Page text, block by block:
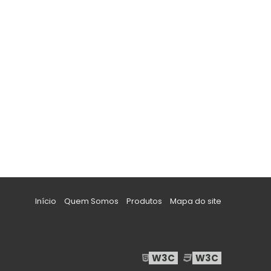
Início Quem Somos Produtos Mapa do site
W3C W3C